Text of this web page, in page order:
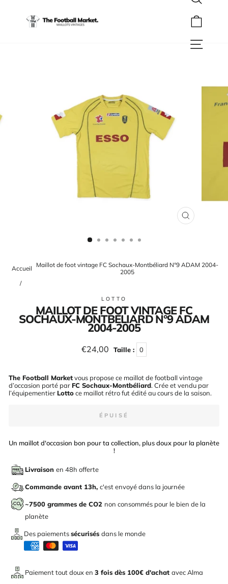
Rechercher
Navigation
FERMER
Accueil
/
Maillot de foot vintage FC Sochaux-Montbéliard N°9 ADAM 2004-
2005
LOTTO
MAILLOT DE FOOT VINTAGE FC
SOCHAUX-MONTBÉLIARD N°9 ADAM
2004-2005
Prix
régulier
€24,00 Taille : 0
The Football Marketvous propose ce maillot de football vintage
d’occasion porté par FC Sochaux-Montbéliard. Crée et vendu par
l’équipementier Lottoce maillot rétro fut édité au cours de la saison.
ÉPUISÉ
Un maillot d'occasion bon pour ta collection, plus doux pour la planète
!
Livraison en 48h offerte
Commande avant 13h, c'est envoyé dans la journée
~7500 grammes de CO2 non consommés pour le bien de la
planète
Des paiementssécurisés dans le monde
Paiement tout doux en 3 fois dès 100€ d'achat avecAlma